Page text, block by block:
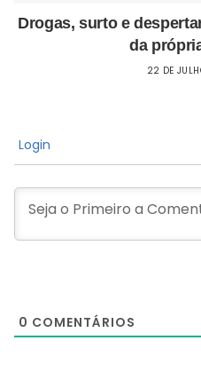
Drogas, surto e
da
22 DE
Login
0 COMENTÁRIOS